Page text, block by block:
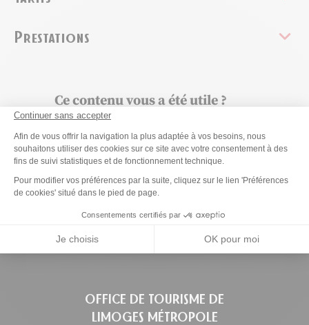
Continuer sans accepter
Plateforme de Gestion du
Afin de vous offrir la navigation la plus adaptée à vos besoins, nous
souhaitons utiliser des cookies sur ce site avec votre consentement à des
fins de suivi statistiques et de fonctionnement technique.
Pour modifier vos préférences par la suite, cliquez sur le lien 'Préférences
de cookies' situé dans le pied de page.
Consentements certifiés par
Je choisis OK pour moi
Axeptio consent
Prestations
Ce contenu vous a été utile ?
Ce contenu vous a été utile
Ce contenu ne vous a pas été utile
Partager ce contenu
Partager sur Facebook (nouvelle fenêtre)
Partager sur X / Twitter (nouvelle
Partager sur WhatsApp
OFFICE DE TOURISME DE
LIMOGES MÉTROPOLE